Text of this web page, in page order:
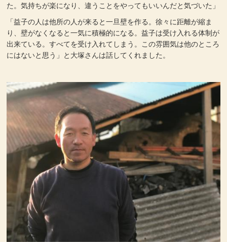
た。気持ちが楽になり、違うことをやってもいいんだと気づいた」
「益子の人は他所の人が来ると一旦壁を作る。徐々に距離が縮ま
り、壁がなくなると一気に積極的になる。益子は受け入れる体制が
出来ている。すべてを受け入れてしまう。この雰囲気は他のところ
にはないと思う」と大塚さんは話してくれました。